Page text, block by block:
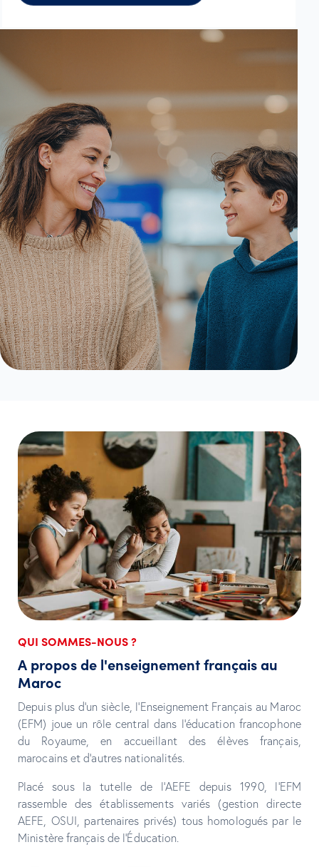
QUI SOMMES-NOUS ?
A propos de l'enseignement français au
Maroc
Depuis plus d’un siècle, l’Enseignement Français au Maroc
(EFM) joue un rôle central dans l’éducation francophone
du Royaume, en accueillant des élèves français,
marocains et d’autres nationalités.
Placé sous la tutelle de l’AEFE depuis 1990, l’EFM
rassemble des établissements variés (gestion directe
AEFE, OSUI, partenaires privés) tous homologués par le
Ministère français de l’Éducation.